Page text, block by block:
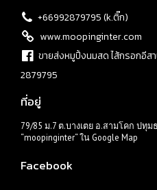
+66992879795 (k.ติ๊ก)
www.moopinginter.com
ขายส่งหมูปิ้งนมสด ไส้กรอกอีส
2879795
ที่อยู่
79/85 ม.7 ต.บางเตย อ.สามโคก ปทุ
“moopinginter“ ใน Google Map
Facebook